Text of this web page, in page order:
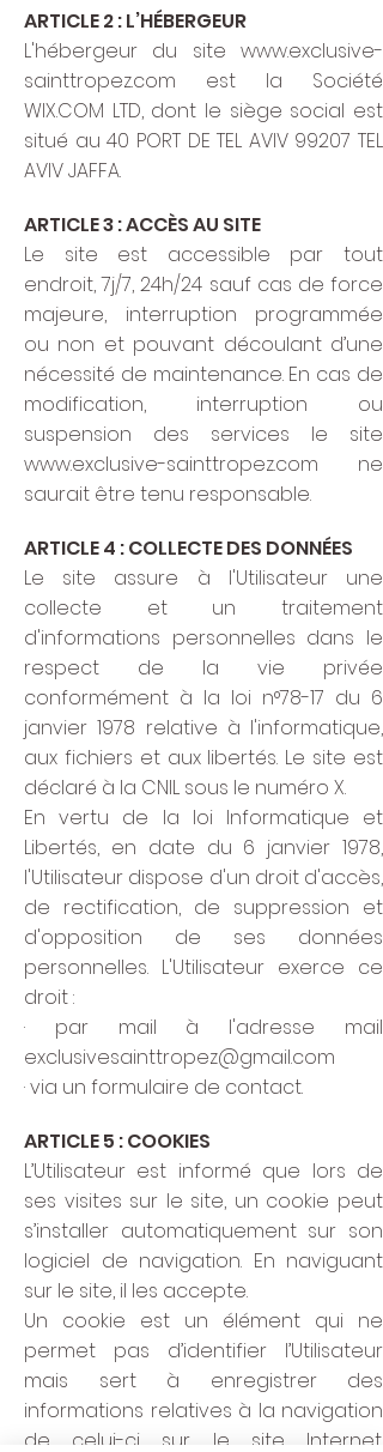
ARTICLE 2 : L’HÉBERGEUR
L'hébergeur du site www.exclusive-
sainttropez.com est la Société
WIX.COM LTD, dont le siège social est
situé au 40 PORT DE TEL AVIV 99207 TEL
AVIV JAFFA.
ARTICLE 3 : ACCÈS AU SITE
Le site est accessible par tout
endroit, 7j/7, 24h/24 sauf cas de force
majeure, interruption programmée
ou non et pouvant découlant d’une
nécessité de maintenance. En cas de
modification, interruption ou
suspension des services le site
www.exclusive-sainttropez.com ne
saurait être tenu responsable.
ARTICLE 4 : COLLECTE DES DONNÉES
Le site assure à l'Utilisateur une
collecte et un traitement
d'informations personnelles dans le
respect de la vie privée
conformément à la loi n°78-17 du 6
janvier 1978 relative à l'informatique,
aux fichiers et aux libertés. Le site est
déclaré à la CNIL sous le numéro X.
En vertu de la loi Informatique et
Libertés, en date du 6 janvier 1978,
l'Utilisateur dispose d'un droit d'accès,
de rectification, de suppression et
d'opposition de ses données
personnelles. L'Utilisateur exerce ce
droit :
· par mail à l'adresse mail
exclusivesainttropez@gmail.com
· via un formulaire de contact.
ARTICLE 5 : COOKIES
L’Utilisateur est informé que lors de
ses visites sur le site, un cookie peut
s’installer automatiquement sur son
logiciel de navigation. En naviguant
sur le site, il les accepte.
Un cookie est un élément qui ne
permet pas d’identifier l’Utilisateur
mais sert à enregistrer des
informations relatives à la navigation
de celui-ci sur le site Internet.